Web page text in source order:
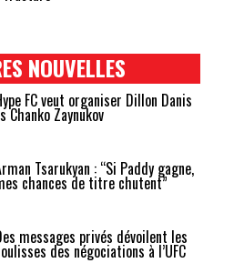
NOUVELLES
FC veut organiser Dillon Danis
Chanko Zaynukov
Tsarukyan : “Si Paddy gagne,
chances de titre chutent”
messages privés dévoilent les
des négociations à l’UFC